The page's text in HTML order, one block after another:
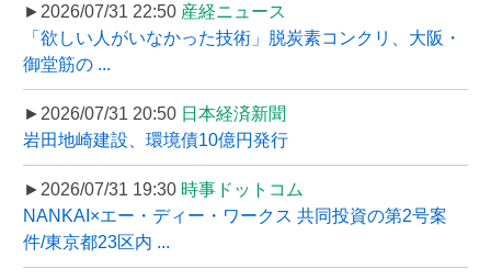
►2026/07/31 22:50 産経ニュース
「欲しい人がいなかった技術」脱炭素コンクリ、大阪・
御堂筋の ...
►2026/07/31 20:50 日本経済新聞
岩田地崎建設、環境債10億円発行
►2026/07/31 19:30 時事ドットコム
NANKAI×エー・ディー・ワークス 共同投資の第2号案
件/東京都23区内 ...